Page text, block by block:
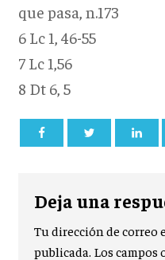
que pasa, n.173
6 Lc 1, 46-55
7 Lc 1,56
8 Dt 6, 5
Deja una
Tu dirección de correo
publicada. Los campos